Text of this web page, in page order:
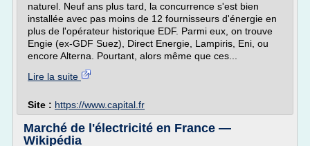
naturel. Neuf ans plus tard, la concurrence s'est bien
installée avec pas moins de 12 fournisseurs d'énergie en
plus de l'opérateur historique EDF. Parmi eux, on trouve
Engie (ex-GDF Suez), Direct Energie, Lampiris, Eni, ou
encore Alterna. Pourtant, alors même que ces...
Lire la suite
Site : https://www.capital.fr
Marché de l'électricité en France —
Wikipédia